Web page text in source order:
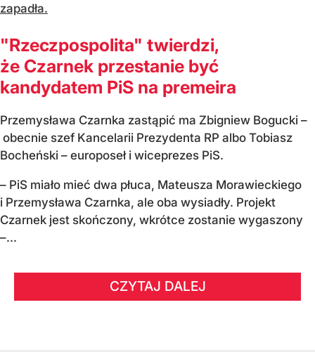
zapadła.
"Rzeczpospolita" twierdzi,
że Czarnek przestanie być
kandydatem PiS na premeira
Przemysława Czarnka zastąpić ma Zbigniew Bogucki –
obecnie szef Kancelarii Prezydenta RP albo Tobiasz
Bocheński – europoseł i wiceprezes PiS.
– PiS miało mieć dwa płuca, Mateusza Morawieckiego
i Przemysława Czarnka, ale oba wysiadły. Projekt
Czarnek jest skończony, wkrótce zostanie wygaszony
–...
CZYTAJ DALEJ